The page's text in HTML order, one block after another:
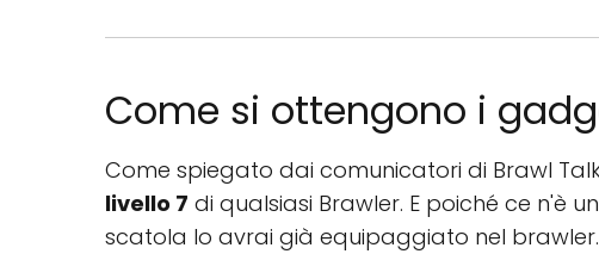
Come si ottengono i
Come spiegato dai comunicatori di Brawl
livello 7 di qualsiasi Brawler. E poiché ce n'è
scatola lo avrai già equipaggiato nel